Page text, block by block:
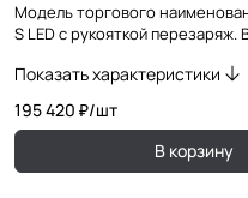
Модель торгового
S LED с рукояткой перезаряж.
Показать характеристики
195 420 ₽/шт
В корзину